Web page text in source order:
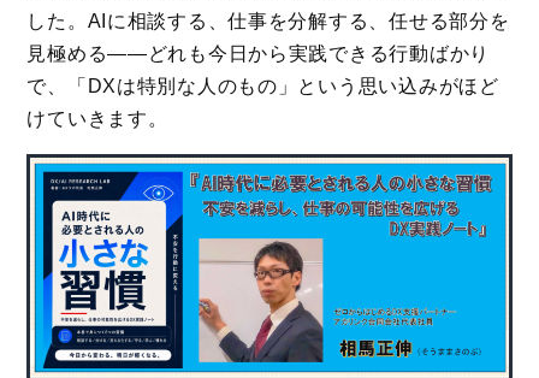
した。AIに相談する、仕事を分解する、任せる部分を
見極める――どれも今日から実践できる行動ばかり
で、「DXは特別な人のもの」という思い込みがほど
けていきます。